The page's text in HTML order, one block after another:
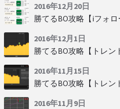
2016年12月20日
2016年12月1日
2016年11月15日
2016年11月9日